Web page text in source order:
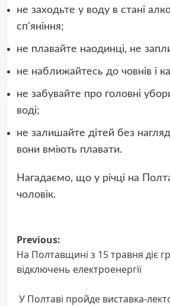
не заходьте у воду в стані
сп'яніння;
не плавайте наодинці, не
не наближайтесь до човнів і
не забувайте про головні
воді;
не залишайте дітей без
вони вміють плавати.
Нагадаємо, що у річці на
чоловік.
Post
navigation
Previous:
На Полтавщині з 15 травня діє
відключень електроенергії
У Полтаві пройде виставка-